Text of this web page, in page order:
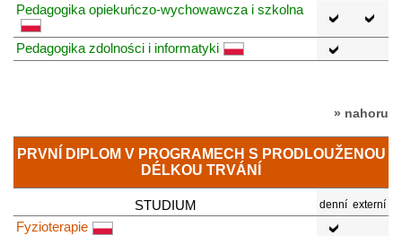
Pedagogika opiekuńczo-wychowawcza i szkolna
Pedagogika zdolności i informatyki
» nahoru
PRVNÍ DIPLOM V PROGRAMECH S PRODLOUŽENOU
DÉLKOU TRVÁNÍ
STUDIUM denní externí
Fyzioterapie